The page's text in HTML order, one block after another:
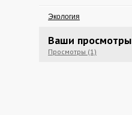
Экология
Ваши просмотры
Просмотры (1)